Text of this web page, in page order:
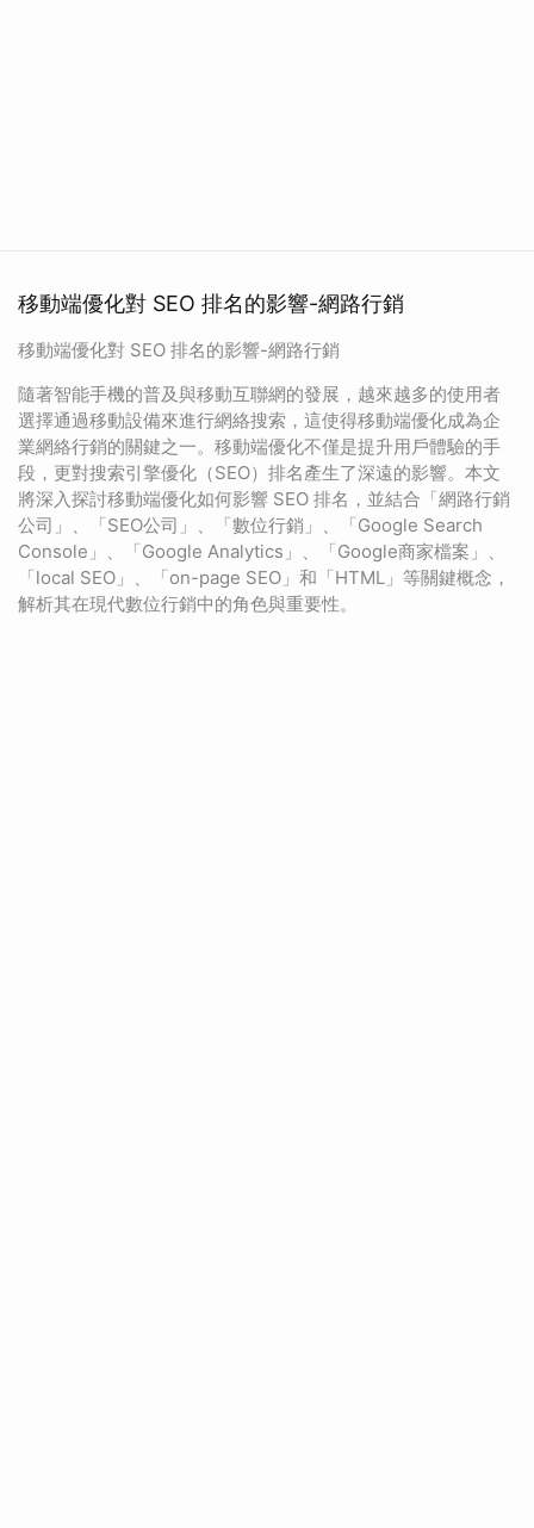
移動端優化對 SEO 排名的影響-網路行銷
移動端優化對 SEO 排名的影響-網路行銷
隨著智能手機的普及與移動互聯網的發展，越來越多的使用者
選擇通過移動設備來進行網絡搜索，這使得移動端優化成為企
業網絡行銷的關鍵之一。移動端優化不僅是提升用戶體驗的手
段，更對搜索引擎優化（SEO）排名產生了深遠的影響。本文
將深入探討移動端優化如何影響 SEO 排名，並結合「網路行銷
公司」、「SEO公司」、「數位行銷」、「Google Search
Console」、「Google Analytics」、「Google商家檔案」、
「local SEO」、「on-page SEO」和「HTML」等關鍵概念，
解析其在現代數位行銷中的角色與重要性。